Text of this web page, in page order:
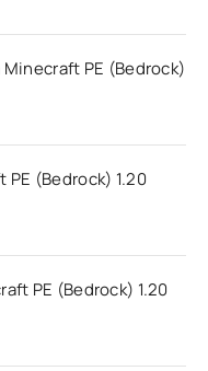
PE (Bedrock)
(Bedrock) 1.20
PE (Bedrock) 1.20